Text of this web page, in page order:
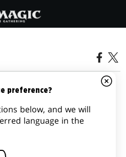
PAR-
DE
preference?
below, and we will
language in the